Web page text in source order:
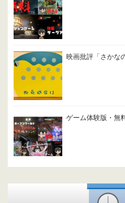
映画批評「さかな
ゲーム体験版・無